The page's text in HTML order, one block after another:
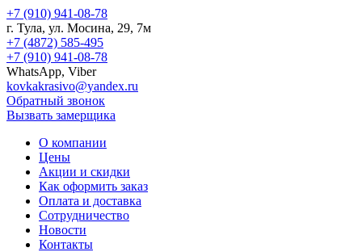
+7 (910) 941-08-78
г. Тула, ул. Мосина, 29, 7м
+7 (4872) 585-495
+7 (910) 941-08-78
WhatsApp, Viber
kovkakrasivo@yandex.ru
Обратный звонок
Вызвать замерщика
О компании
Цены
Акции и скидки
Как оформить заказ
Оплата и доставка
Сотрудничество
Новости
Контакты